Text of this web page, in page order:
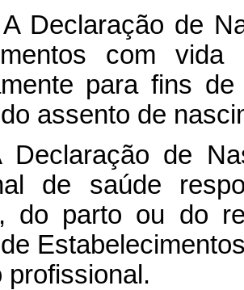
Declaração de
com
para fins
assento de
Declaração de
de saúde
do parto ou do
profissional.